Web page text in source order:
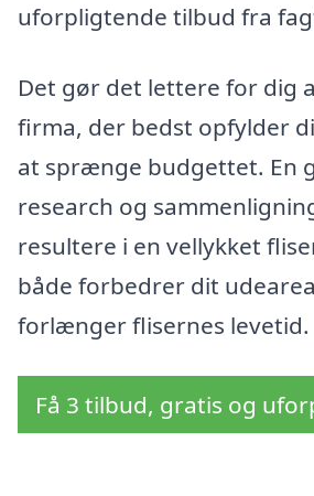
uforpligtende tilbud fra
Det gør det lettere for dig
firma, der bedst opfylder
at sprænge budgettet. En
research og
resultere i en vellykket
både forbedrer dit
forlænger flisernes levetid.
Få 3 tilbud, gratis og